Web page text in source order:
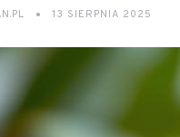
13 SIERPNIA 2025